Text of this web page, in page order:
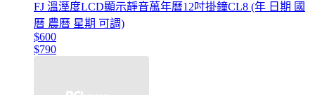
FJ 溫溼度LCD顯示靜音萬年曆12吋掛鐘CL8 (年 日期 國
曆 農曆 星期 可調)
$600
$790